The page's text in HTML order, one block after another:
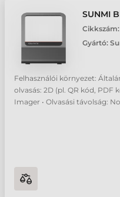
SUNMI
Cikkszám:
Gyártó:
Felhasználói környezet:
olvasás: 2D (pl. QR kód, PDF
Imager • Olvasási távolság: